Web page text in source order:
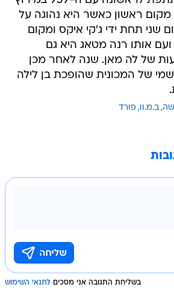
מקום ראשון כאשר היא נהוגה על
שני תחת ידי ג'קי איקס ומקום
אותו רנה מטאג היא גם
ב-24 השעות של לה מאן. שנה לאחר מכן
של המכונית שהופכת בן לילה
ב.מ.וו פורד
בשליחת התגובה אני מסכים לתנאי השימוש